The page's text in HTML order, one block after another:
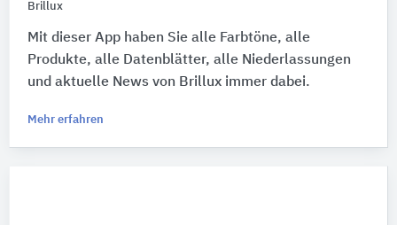
Brillux
Mit dieser App haben Sie alle Farbtöne, alle
Produkte, alle Datenblätter, alle Niederlassungen
und aktuelle News von Brillux immer dabei.
Mehr erfahren